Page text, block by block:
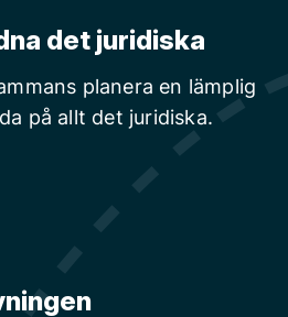
det juridiska
planera en lämplig
på allt det juridiska.